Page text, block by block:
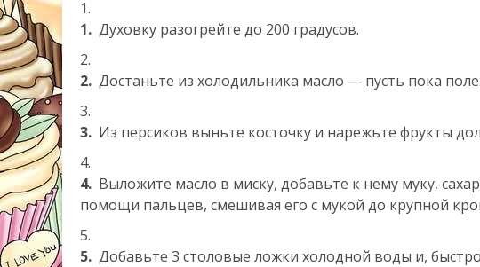
1. Духовку разогрейте до 200 градусов.
2. Достаньте из холодильника масло — пусть пока
3. Из персиков выньте косточку и нарежьте фрукты
4. Выложите масло в миску, добавьте к нему муку,
помощи пальцев, смешивая его с мукой до крупной
5. Добавьте 3 столовые ложки холодной воды и,